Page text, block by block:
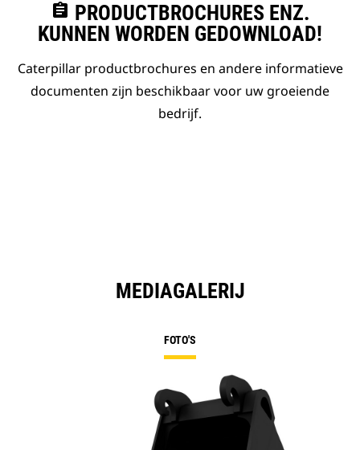
assignment PRODUCTBROCHURES ENZ.
KUNNEN WORDEN GEDOWNLOAD!
Caterpillar productbrochures en andere informatieve
documenten zijn beschikbaar voor uw groeiende
bedrijf.
MEDIAGALERIJ
FOTO'S